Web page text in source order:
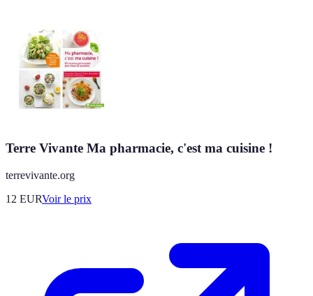
Terre Vivante Ma pharmacie, c'est ma cuisine !
terrevivante.org
12 EURVoir le prix